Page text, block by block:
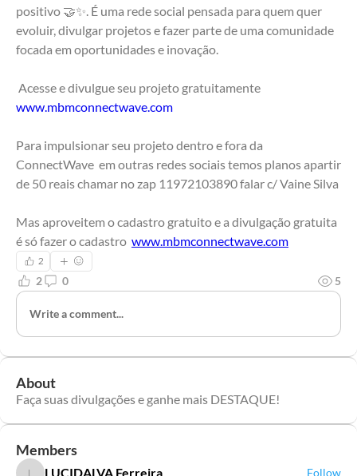
positivo 🤝✨. É uma rede social pensada para quem quer
evoluir, divulgar projetos e fazer parte de uma comunidade
focada em oportunidades e inovação.
Acesse e divulgue seu projeto gratuitamente
www.mbmconnectwave.com
Para impulsionar seu projeto dentro e fora da
ConnectWave  em outras redes sociais temos planos apartir
de 50 reais chamar no zap 11972103890 falar c/ Vaine Silva
Mas aproveitem o cadastro gratuito e a divulgação gratuita
é só fazer o cadastro www.mbmconnectwave.com
2
2 0 5
Write a comment...
About
Faça suas divulgações e ganhe mais DESTAQUE!
Members
LUCIDALVA Ferreira Follow